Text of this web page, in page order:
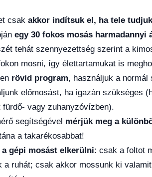
csak akkor indítsuk el, ha tele
egy 30 fokos mosás
tehát szennyezettség szerint a
mosni, így élettartamukat is
rövid program, használjuk a normál
előmosást, ha igazán szükséges
vagy zuhanyzóvízben).
segítségével mérjük meg a
a takarékosabbat!
a gépi mosást elkerülni: csak a foltot
a ruhát; csak akkor mossunk ki